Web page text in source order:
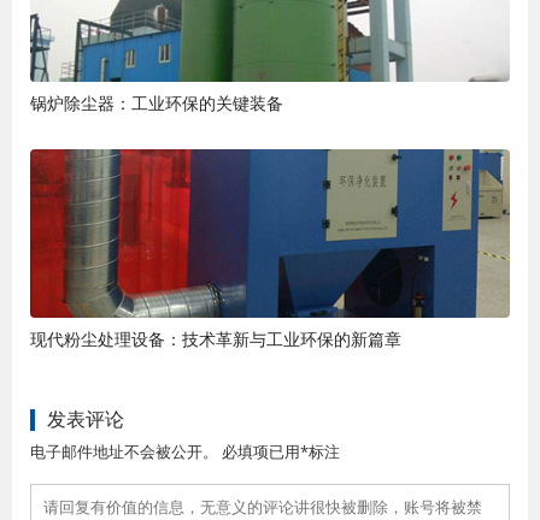
锅炉除尘器：工业环保的关键装备
现代粉尘处理设备：技术革新与工业环保的新篇章
发表评论
电子邮件地址不会被公开。 必填项已用*标注